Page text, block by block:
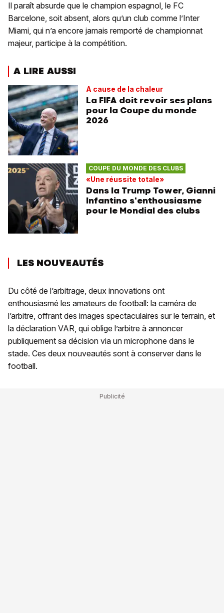
Il paraît absurde que le champion espagnol, le FC
Barcelone, soit absent, alors qu’un club comme l’Inter
Miami, qui n’a encore jamais remporté de championnat
majeur, participe à la compétition.
A LIRE AUSSI
A cause de la chaleur
La FIFA doit revoir ses plans
pour la Coupe du monde
2026
COUPE DU MONDE DES CLUBS
«Une réussite totale»
Dans la Trump Tower, Gianni
Infantino s'enthousiasme
pour le Mondial des clubs
LES NOUVEAUTÉS
Du côté de l’arbitrage, deux innovations ont
enthousiasmé les amateurs de football: la caméra de
l’arbitre, offrant des images spectaculaires sur le terrain, et
la déclaration VAR, qui oblige l’arbitre à annoncer
publiquement sa décision via un microphone dans le
stade. Ces deux nouveautés sont à conserver dans le
football.